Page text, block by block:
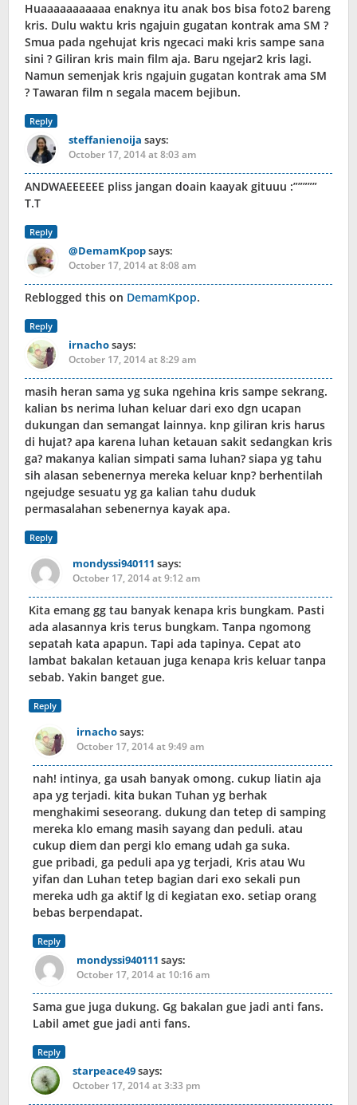
Huaaaaaaaaaaa enaknya itu anak bos bisa foto2 bareng
kris. Dulu waktu kris ngajuin gugatan kontrak ama SM ?
Smua pada ngehujat kris ngecaci maki kris sampe sana
sini ? Giliran kris main film aja. Baru ngejar2 kris lagi.
Namun semenjak kris ngajuin gugatan kontrak ama SM
? Tawaran film n segala macem bejibun.
Reply
steffanienoija says:
October 17, 2014 at 8:03 am
ANDWAEEEEEE pliss jangan doain kaayak gituuu :”””””
T.T
Reply
@DemamKpopsays:
October 17, 2014 at 8:08 am
Reblogged this on DemamKpop.
Reply
irnachosays:
October 17, 2014 at 8:29 am
masih heran sama yg suka ngehina kris sampe sekrang.
kalian bs nerima luhan keluar dari exo dgn ucapan
dukungan dan semangat lainnya. knp giliran kris harus
di hujat? apa karena luhan ketauan sakit sedangkan kris
ga? makanya kalian simpati sama luhan? siapa yg tahu
sih alasan sebenernya mereka keluar knp? berhentilah
ngejudge sesuatu yg ga kalian tahu duduk
permasalahan sebenernya kayak apa.
Reply
mondyssi940111 says:
October 17, 2014 at 9:12 am
Kita emang gg tau banyak kenapa kris bungkam. Pasti
ada alasannya kris terus bungkam. Tanpa ngomong
sepatah kata apapun. Tapi ada tapinya. Cepat ato
lambat bakalan ketauan juga kenapa kris keluar tanpa
sebab. Yakin banget gue.
Reply
irnachosays:
October 17, 2014 at 9:49 am
nah! intinya, ga usah banyak omong. cukup liatin aja
apa yg terjadi. kita bukan Tuhan yg berhak
menghakimi seseorang. dukung dan tetep di samping
mereka klo emang masih sayang dan peduli. atau
cukup diem dan pergi klo emang udah ga suka.
gue pribadi, ga peduli apa yg terjadi, Kris atau Wu
yifan dan Luhan tetep bagian dari exo sekali pun
mereka udh ga aktif lg di kegiatan exo. setiap orang
bebas berpendapat.
Reply
mondyssi940111 says:
October 17, 2014 at 10:16 am
Sama gue juga dukung. Gg bakalan gue jadi anti fans.
Labil amet gue jadi anti fans.
Reply
starpeace49says:
October 17, 2014 at 3:33 pm